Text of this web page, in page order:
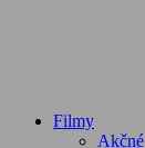
Filmy
Akčné